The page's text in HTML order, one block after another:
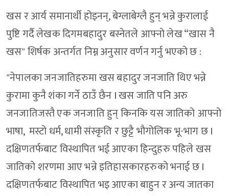
खस र आर्य समानार्थी होइनन्, बेग्लाबेग्लै हुन् भन्ने कुरालाई
पुष्टि गर्दै लेखक दिगमबहादुर बस्नेतले आफ्नो लेख “खास नै
खस" शिर्षक अन्तर्गत निम्न अनुसार वर्णन गर्नु भएको छ :
"नेपालका जनजातिहरुमा खस बहादुर जनजाति थिए भन्ने
कुरामा कुनै शंका गर्ने ठाउँ छैन I खस जाति पनि अरु
जनजातिजस्तै एक जनजाति हुन् किनकि यस जातिको आफ्नो
भाषा, मस्टो धर्म, धामी संस्कृति र छुट्टै भौगोलिक भू-भाग छ I
दक्षिणतर्फबाट विस्थापित भई आएका हिन्दुहरु पहिले खस
जातिको शरणमा आए भन्ने इतिहासकारहरुको भनाई छ I
दक्षिणतर्फबाट विस्थापित भइ आएका बाहुन र अन्य जातका